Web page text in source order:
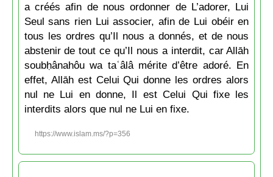
a créés afin de nous ordonner de L’adorer, Lui
Seul sans rien Lui associer, afin de Lui obéir en
tous les ordres qu’Il nous a donnés, et de nous
abstenir de tout ce qu’Il nous a interdit, car Allāh
soubḥânahôu wa taʿâlâ mérite d’être adoré. En
effet, Allāh est Celui Qui donne les ordres alors
nul ne Lui en donne, Il est Celui Qui fixe les
interdits alors que nul ne Lui en fixe.
https://www.islam.ms/?p=356